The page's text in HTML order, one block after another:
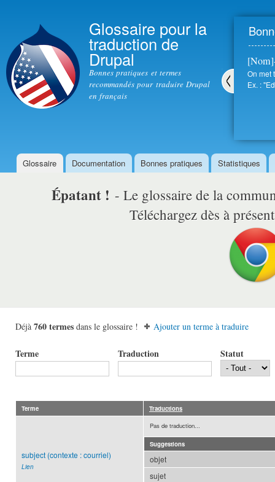
Glossaire pour la
traduction de
Drupal
Bonnes pratiques et termes
recommandés pour traduire Drupal
en français
On met
Ex. :
Menu principal
Glossaire Documentation Bonnes pratiques Statistiques
Épatant ! - Le glossaire de la
Téléchargez dès à
Déjà 760 termes dans le glossaire ! Ajouter un terme à traduire
Terme Traduction Statut
Terme Traductions
subject (contexte : courriel)
Lien
Pas de traduction...
Suggestions
objet
sujet